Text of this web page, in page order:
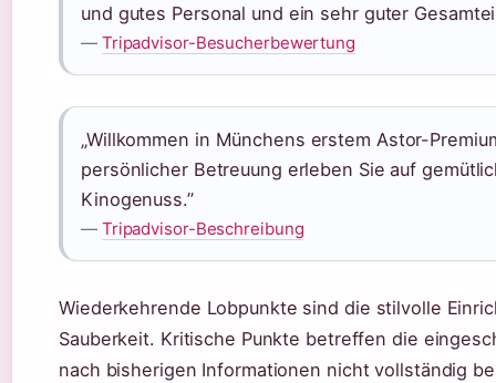
und gutes Personal und ein sehr guter
— Tripadvisor-Besucherbewertung
„Willkommen in Münchens erstem Astor-
persönlicher Betreuung erleben Sie auf
Kinogenuss.”
— Tripadvisor-Beschreibung
Wiederkehrende Lobpunkte sind die stilvolle
Sauberkeit. Kritische Punkte betreffen die
nach bisherigen Informationen nicht vollständig